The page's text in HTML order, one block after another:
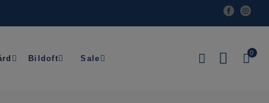
Facebook
Bildoft Sale
0